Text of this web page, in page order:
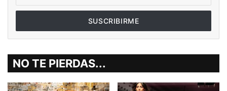
correo
NO TE PIERDAS...